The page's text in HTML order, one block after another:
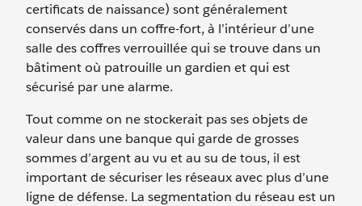
certificats de naissance) sont généralement
conservés dans un coffre-fort, à l’intérieur d’une
salle des coffres verrouillée qui se trouve dans un
bâtiment où patrouille un gardien et qui est
sécurisé par une alarme.
Tout comme on ne stockerait pas ses objets de
valeur dans une banque qui garde de grosses
sommes d’argent au vu et au su de tous, il est
important de sécuriser les réseaux avec plus d’une
ligne de défense. La segmentation du réseau est un